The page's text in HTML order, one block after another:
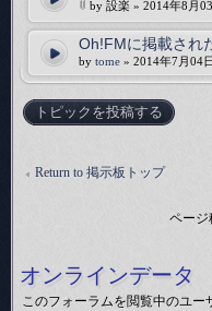
by 設楽 » 2014年8月
Oh!FMに掲載され
by tome » 2014年7月04
トピックを投稿する
Return to 掲示板トップ
ページ
オンラインデータ
このフォーラムを閲覧中のユー